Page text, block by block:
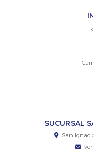
SUCURSAL
San